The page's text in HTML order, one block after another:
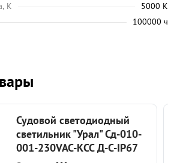
K
5000 K
100000 ч
Судовой светодиодный
светильник "Урал" Сд-010-
001-230VAC-КСС Д-С-IP67